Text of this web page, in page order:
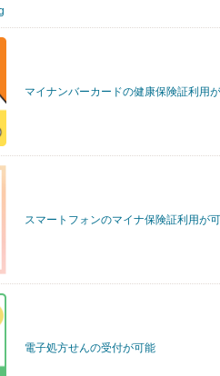
マイナンバーカードの健康保険証利用
スマートフォンのマイナ保険証利用が
電子処方せんの受付が可能